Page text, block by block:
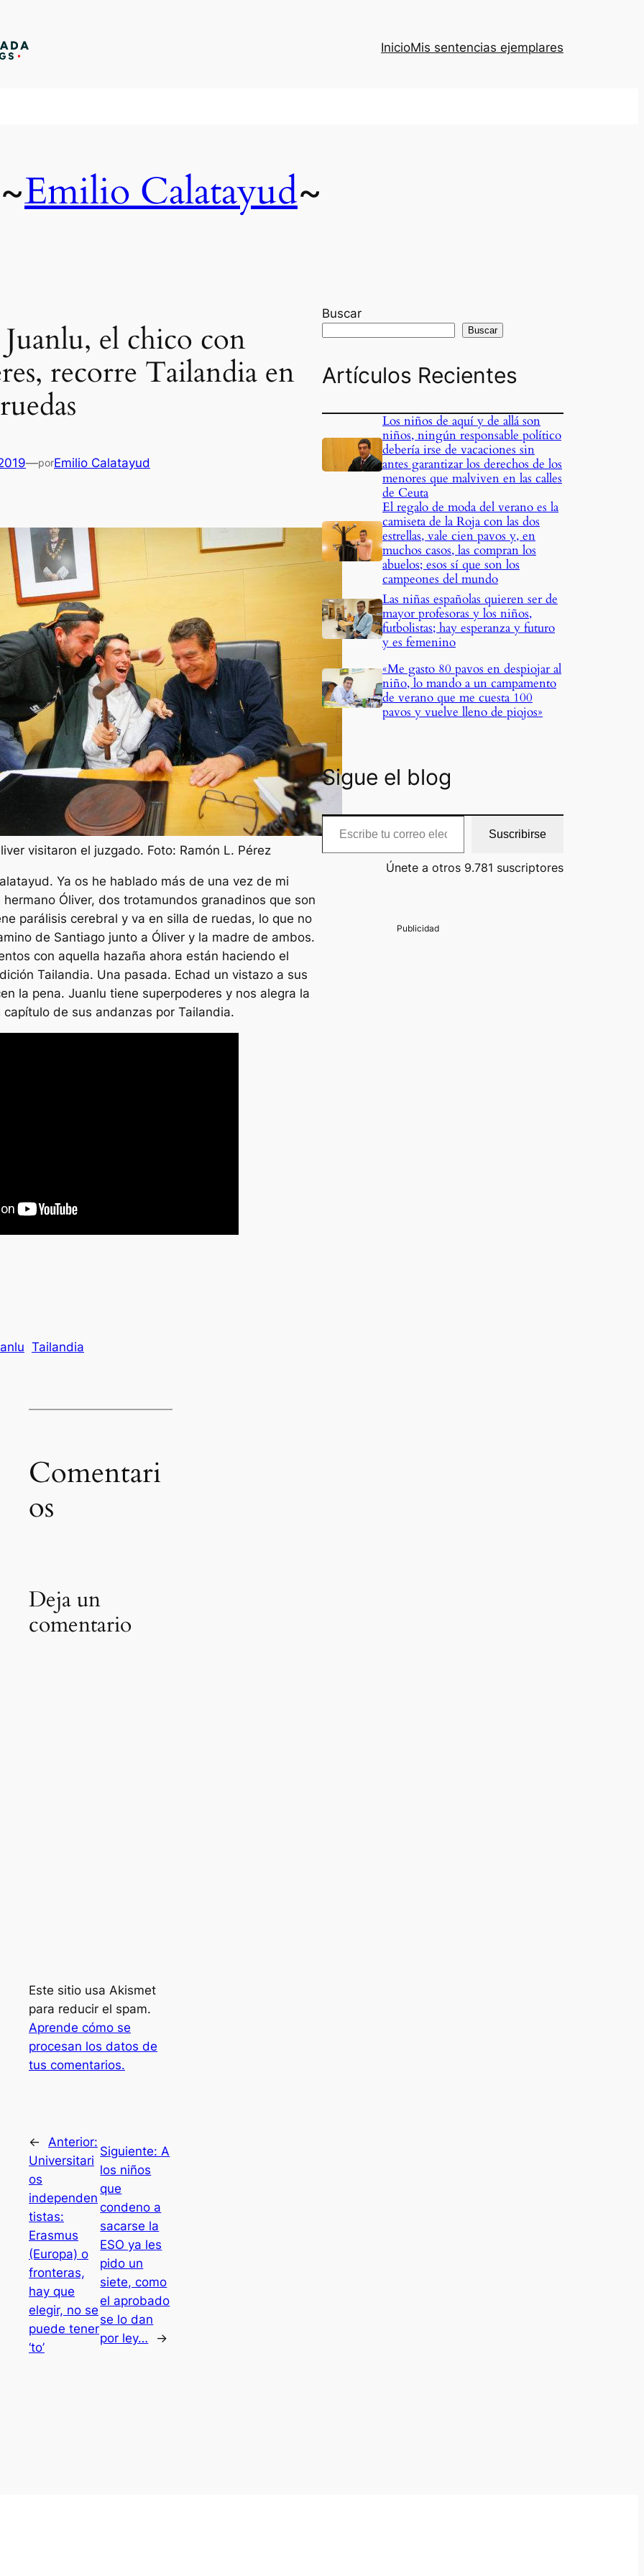
InicioMis sentencias ejemplares
~Emilio Calatayud~
el chico con
recorre Tailandia en
—porEmilio Calatayud
visitaron el juzgado. Foto: Ramón L. Pérez
Ya os he hablado más de una vez de mi
Óliver, dos trotamundos granadinos que son
parálisis cerebral y va en silla de ruedas, lo que no
de Santiago junto a Óliver y la madre de ambos.
con aquella hazaña ahora están haciendo el
Tailandia. Una pasada. Echad un vistazo a sus
la pena. Juanlu tiene superpoderes y nos alegra la
de sus andanzas por Tailandia.
Tailandia
Comentari
os
Deja un
comentario
Este sitio usa Akismet
para reducir el spam.
Aprende cómo se
procesan los datos de
tus comentarios.
← Anterior:
Universitari
os
independen
tistas:
Erasmus
(Europa) o
fronteras,
hay que
elegir, no se
puede tener
‘to’
Siguiente:A
los niños
que
condeno a
sacarse la
ESO ya les
pido un
siete, como
el aprobado
se lo dan
por ley…
→
Buscar
Buscar
Artículos Recientes
Los niños de aquí y de allá son
niños, ningún responsable político
debería irse de vacaciones sin
antes garantizar los derechos de los
menores que malviven en las calles
de Ceuta
El regalo de moda del verano es la
camiseta de la Roja con las dos
estrellas, vale cien pavos y, en
muchos casos, las compran los
abuelos; esos sí que son los
campeones del mundo
Las niñas españolas quieren ser de
mayor profesoras y los niños,
futbolistas; hay esperanza y futuro
y es femenino
«Me gasto 80 pavos en despiojar al
niño, lo mando a un campamento
de verano que me cuesta 100
pavos y vuelve lleno de piojos»
Sigue el blog
Escribe tu correo electrónico…
Suscribirse
Únete a otros 9.781 suscriptores